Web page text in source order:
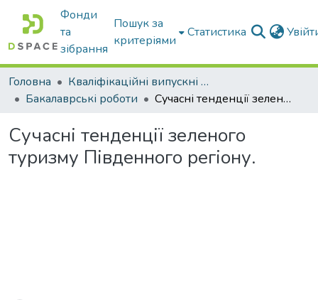
Фонди
та
зібрання
Пошук за
критеріями
Статистика
Головна
Кваліфікаційні випускні роботи бакалаврів і магістрів
Бакалаврські роботи
Сучасні тенденції зеленого туризму Південного регіону.
Сучасні тенденції зеленого
туризму Південного регіону.